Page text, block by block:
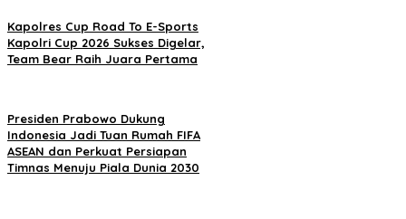
Kapolres Cup Road To E-Sports
Kapolri Cup 2026 Sukses Digelar,
Team Bear Raih Juara Pertama
Presiden Prabowo Dukung
Indonesia Jadi Tuan Rumah FIFA
ASEAN dan Perkuat Persiapan
Timnas Menuju Piala Dunia 2030